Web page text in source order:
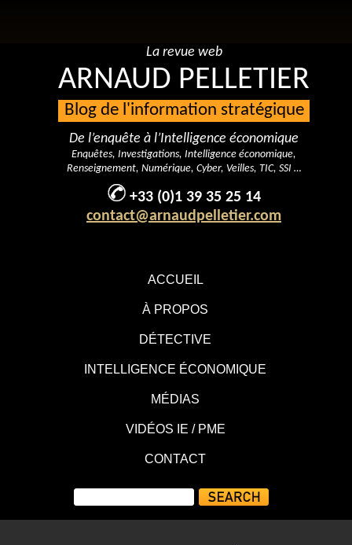
ACCUEIL
À PROPOS
DÉTECTIVE
INTELLIGENCE ÉCONOMIQUE
MÉDIAS
VIDÉOS IE / PME
CONTACT
La revue web
ARNAUD PELLETIER
Blog de l'information stratégique
De l’enquête à l’Intelligence économique
Enquêtes, Investigations, Intelligence économique,
Renseignement, Numérique, Cyber, Veilles, TIC, SSI …
+33 (0)1 39 35 25 14
contact@arnaudpelletier.com